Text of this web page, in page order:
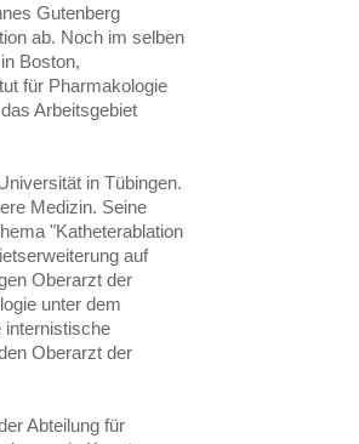
Gutenberg
ab. Noch im selben
Boston,
für Pharmakologie
Arbeitsgebiet
in Tübingen.
Medizin. Seine
"Katheterablation
auf
Oberarzt der
unter dem
internistische
Oberarzt der
Abteilung für